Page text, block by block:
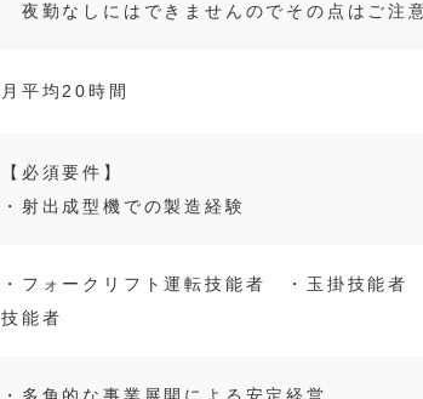
夜勤なしにはできませんのでその点はご注
月平均20時間
【必須要件】
・射出成型機での製造経験
・フォークリフト運転技能者 ・玉掛技能者
技能者